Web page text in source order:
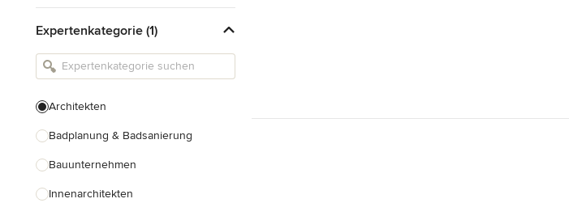
Expertenkategorie (1)
Architekten
Badplanung & Badsanierung
Bauunternehmen
Innenarchitekten